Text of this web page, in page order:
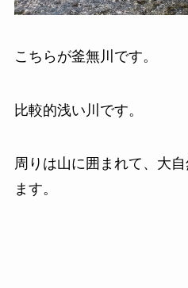
こちらが釜無川です。
比較的浅い川です。
周りは山に囲まれて、大
ます。